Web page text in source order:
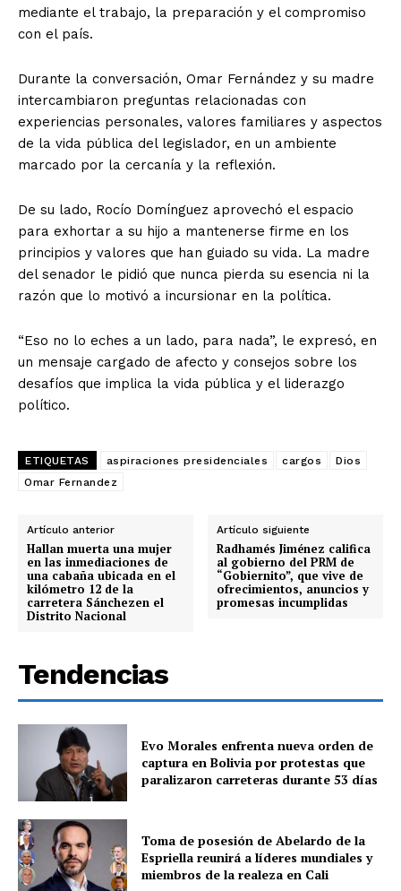
mediante el trabajo, la preparación y el compromiso
con el país.
Durante la conversación, Omar Fernández y su madre
intercambiaron preguntas relacionadas con
experiencias personales, valores familiares y aspectos
de la vida pública del legislador, en un ambiente
marcado por la cercanía y la reflexión.
De su lado, Rocío Domínguez aprovechó el espacio
para exhortar a su hijo a mantenerse firme en los
principios y valores que han guiado su vida. La madre
del senador le pidió que nunca pierda su esencia ni la
razón que lo motivó a incursionar en la política.
“Eso no lo eches a un lado, para nada”, le expresó, en
un mensaje cargado de afecto y consejos sobre los
desafíos que implica la vida pública y el liderazgo
político.
ETIQUETAS aspiraciones presidenciales cargos
Dios
Omar Fernandez
Artículo anterior
Hallan muerta una mujer
en las inmediaciones de
una cabaña ubicada en el
kilómetro 12 de la
carretera Sánchezen el
Distrito Nacional
Artículo siguiente
Radhamés Jiménez califica
al gobierno del PRM de
“Gobiernito”, que vive de
ofrecimientos, anuncios y
promesas incumplidas
Tendencias
Evo Morales enfrenta nueva orden de
captura en Bolivia por protestas que
paralizaron carreteras durante 53 días
Toma de posesión de Abelardo de la
Espriella reunirá a líderes mundiales y
miembros de la realeza en Cali